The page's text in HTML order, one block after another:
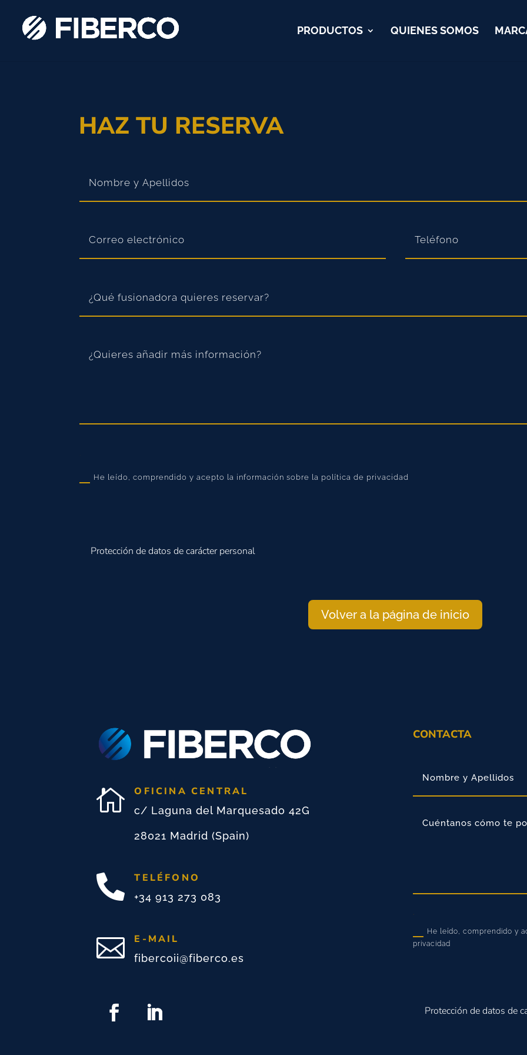
PRODUCTOS QUIENES SOMOS
HAZ TU RESERVA
He leído, comprendido y acepto la información sobre la política de privacidad
Protección de datos de carácter personal
Volver a la página de inicio
 OFICINA CENTRAL
c/ Laguna del Marquesado 42G
28021 Madrid (Spain)
 TELÉFONO
+34 913 273 083
 E-MAIL
fibercoii@fiberco.es
CONTACTA
.
He leído, comprendido y
privacidad
Protección de datos de